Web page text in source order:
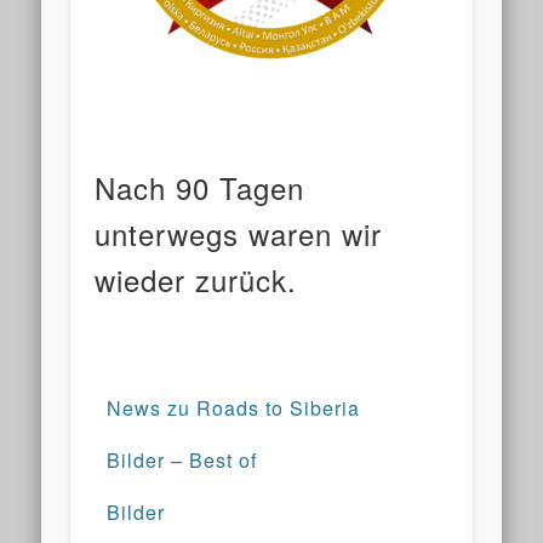
Nach 90 Tagen
unterwegs waren wir
wieder zurück.
News zu Roads to Siberia
Bilder – Best of
Bilder